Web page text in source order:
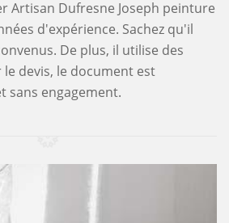
Artisan Dufresne Joseph peinture
d'expérience. Sachez qu'il
De plus, il utilise des
devis, le document est
sans engagement.